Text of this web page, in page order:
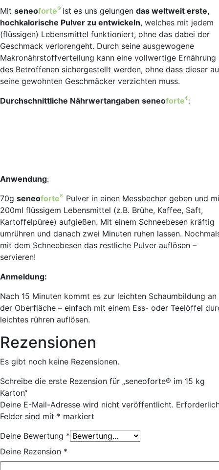
Mit seneoforte® ist es uns gelungen das weltweit erste,
hochkalorische Pulver zu entwickeln, welches mit jedem
(flüssigen) Lebensmittel funktioniert, ohne das dabei der
Geschmack verlorengeht. Durch seine ausgewogene
Makronährstoffverteilung kann eine vollwertige Ernährung
des Betroffenen sichergestellt werden, ohne dass dieser
seine gewohnten Geschmäcker verzichten muss.
Durchschnittliche Nährwertangaben seneoforte®:
Anwendung:
70g seneoforte® Pulver in einen Messbecher geben und
200ml flüssigem Lebensmittel (z.B. Brühe, Kaffee, Saft,
Kartoffelpüree) aufgießen. Mit einem Schneebesen kräftig
umrühren und danach zwei Minuten ruhen lassen.
mit dem Schneebesen das restliche Pulver auflösen –
servieren!
Anmeldung:
Nach 15 Minuten kommt es zur leichten Schaumbildung an
der Oberfläche – einfach mit einem Ess- oder Teelöffel
leichtes rühren auflösen.
Rezensionen
Es gibt noch keine Rezensionen.
Schreibe die erste Rezension für „seneoforte® im 15 kg
Karton“
Deine E-Mail-Adresse wird nicht veröffentlicht.
Felder sind mit * markiert
Deine Bewertung *
Deine Rezension *